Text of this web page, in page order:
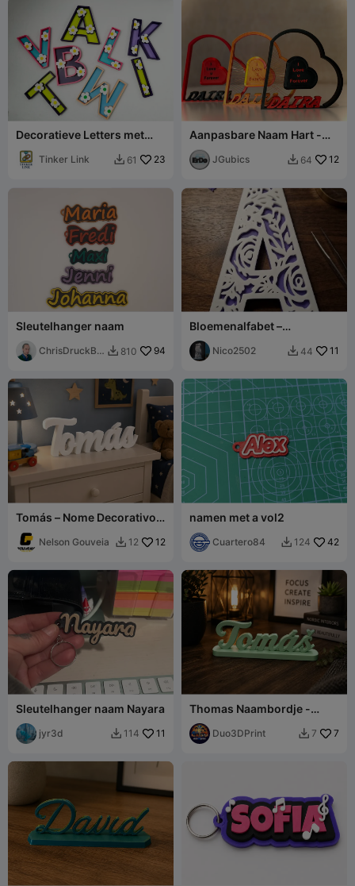
Decoratieve Letters met
Margrietbloemen
Tinker Link  61 23
Aanpasbare Naam Hart -
Valentijns String Art
JGubics  64 12
Sleutelhanger naam
ChrisDruckBa  810 94
Bloemenalfabet –
Decoratieve Letters A-Z
Nico2502  44 11
Tomás – Nome Decorativo
para Quarto Infantil
Nelson Gouveia  12 12
namen met a vol2
Cuartero84  124 42
Sleutelhanger naam Nayara
jyr3d  114 11
Thomas Naambordje -
Gepersonaliseerd
naamplaatje voor op het
bureau
Duo3DPrint  7 7